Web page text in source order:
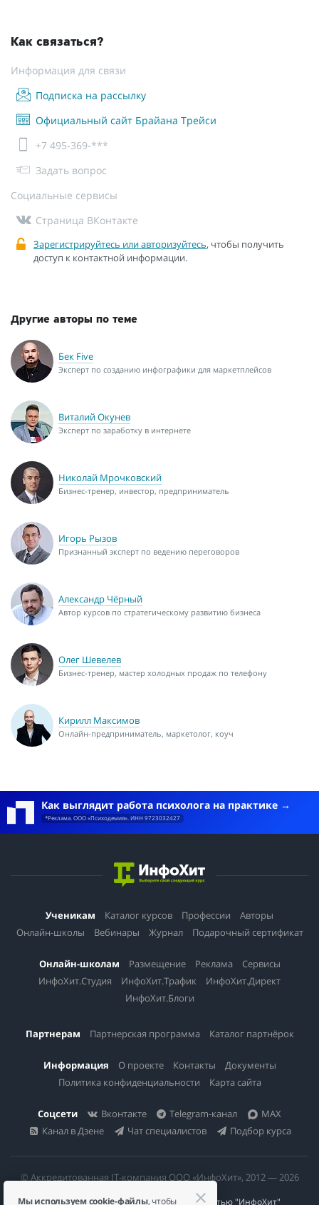
Как связаться?
Информация для связи
Подписка на рассылку
Официальный сайт Брайана Трейси
+7 495-369-***
Задать вопрос
Социальные сервисы
Страница ВКонтакте
Зарегистрируйтесь или авторизуйтесь, чтобы получить
доступ к контактной информации.
Другие авторы по теме
Бек Five
Эксперт по созданию инфографики для маркетплейсов
Виталий Окунев
Эксперт по заработку в интернете
Николай Мрочковский
Бизнес-тренер, инвестор, предприниматель
Игорь Рызов
Признанный эксперт по ведению переговоров
Александр Чёрный
Автор курсов по стратегическому развитию бизнеса
Олег Шевелев
Бизнес-тренер, мастер холодных продаж по телефону
Кирилл Максимов
Онлайн-предприниматель, маркетолог, коуч
Как выглядит работа психолога на практике
*Реклама. ООО «Психодемия». ИНН 9723032427
Ученикам Каталог курсов Профессии
Авторы
Онлайн-школы
Вебинары Журнал Подарочный сертификат
Онлайн-школам Размещение Реклама
Сервисы
ИнфоХит.Студия
ИнфоХит.Трафик
ИнфоХит.Директ
ИнфоХит.Блоги
Партнерам Партнерская программа Каталог партнёрок
Информация О проекте Контакты
Документы
Политика конфиденциальности
Карта сайта
Соцсети Вконтакте Telegram-канал
MAX
Канал в Дзене
Чат специалистов Подбор курса
© Аккредитованная IT-компания ООО «ИнфоХит», 2012 — 2026
Общество с ограниченной ответственностью "ИнфоХит"
Мы используем cookie-файлы, чтобы